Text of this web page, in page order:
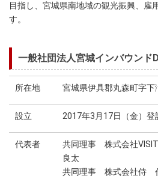
目指し、宮城県南地域の観光振興、雇
す。
一般社団法人宮城インバウン
所在地 宮城県伊具郡丸森町字下
設立 2017年3月17日（金）登
代表者
共同理事 株式会社
良太
共同理事 株式会社侍